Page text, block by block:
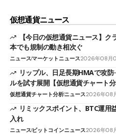
仮想通貨ニュース
【今日の仮想通貨ニュース】
本でも規制の動き相次ぐ
ニュースマーケットニュース2026年08月
リップル、日足長期HMAで攻
ルを試す展開【仮想通貨チャート
仮想通貨チャート分析ニュース2026年08
リミックスポイント、BTC運
入れ
ニュースビットコインニュース2026年08